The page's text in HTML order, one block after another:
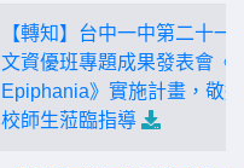
【轉知】台中一中第二十一
文資優班專題成果發表會《
Epiphania》實施計畫，敬
校師生蒞臨指導